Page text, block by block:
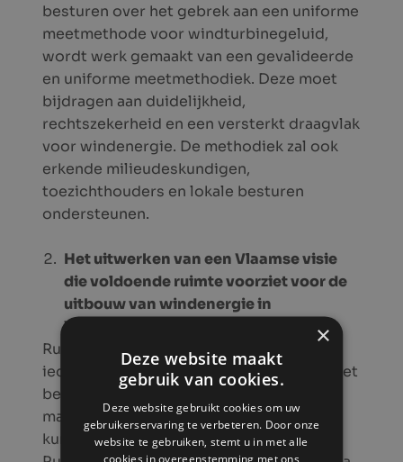
besturen over het gebrek aan een uniforme
meetmethode voor windturbinegeluid,
wordt werk gemaakt van een gevalideerde
en uniforme meetmethodiek. Deze moet
bijdragen aan duidelijkheid,
rechtszekerheid en een versterkt draagvlak
voor windenergie. De methodiek zal ook
erkende milieudeskundigen,
toezichthouders en lokale besturen
ondersteunen.
Het uitwerken van een Vlaamse visie
die voldoende ruimte voorziet voor de
uitbouw van windenergie in
Vlaanderen
Ruimte is beperkt in Vlaanderen, maar
iedereen heeft ruimte nodig. Daarom is het
belangrijk om duidelijke afspraken te
maken over hoe we die ruimte het beste
kunnen benutten. Binnen het Beleidsplan
×
Deze website maakt
gebruik van cookies.
Deze website gebruikt cookies om uw
gebruikerservaring te verbeteren. Door onze
website te gebruiken, stemt u in met alle
cookies in overeenstemming met ons